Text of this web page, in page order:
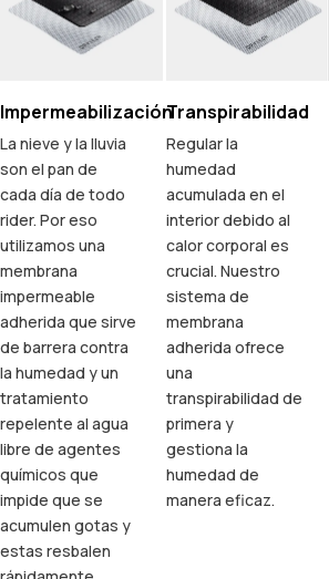
Impermeabilización
La nieve y la lluvia
son el pan de
cada día de todo
rider. Por eso
utilizamos una
membrana
impermeable
adherida que sirve
de barrera contra
la humedad y un
tratamiento
repelente al agua
libre de agentes
químicos que
impide que se
acumulen gotas y
estas resbalen
Transpirabilidad
Regular la
humedad
acumulada en el
interior debido al
calor corporal es
crucial. Nuestro
sistema de
membrana
adherida ofrece
una
transpirabilidad de
primera y
gestiona la
humedad de
manera eficaz.